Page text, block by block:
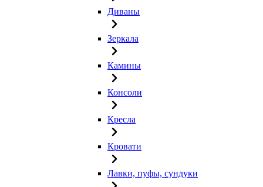
Диваны
Зеркала
Камины
Консоли
Кресла
Кровати
Лавки, пуфы, сундуки